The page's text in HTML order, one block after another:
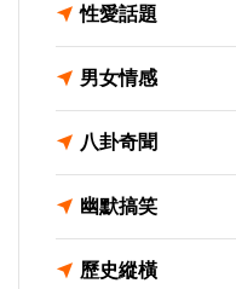
性愛話題
男女情感
八卦奇聞
幽默搞笑
歷史縱橫